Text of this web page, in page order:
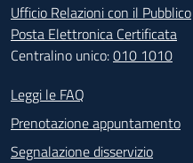
Ufficio Relazioni con il Pubblico
Posta Elettronica Certificata
Centralino unico:010 1010
Footer - Contatti
Leggi le FAQ
Prenotazione appuntamento
Segnalazione disservizio